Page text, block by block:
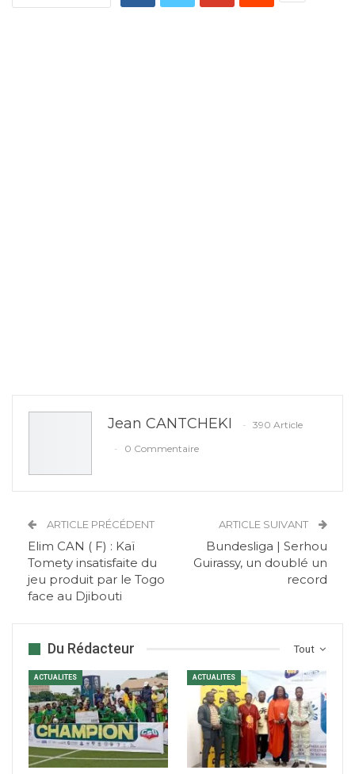
Jean CANTCHEKI
390 Article
0 Commentaire
ARTICLE PRÉCÉDENT
Elim CAN ( F) : Kaï
Tomety insatisfaite du
jeu produit par le Togo
face au Djibouti
ARTICLE SUIVANT
Bundesliga | Serhou
Guirassy, un doublé un
record
Tout
Du Rédacteur
ACTUALITES ACTUALITES